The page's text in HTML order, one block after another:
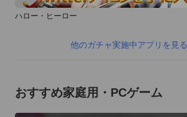
ハロー・ヒーロー
他のガチャ実施中アプリを見る
おすすめ家庭用・PCゲーム